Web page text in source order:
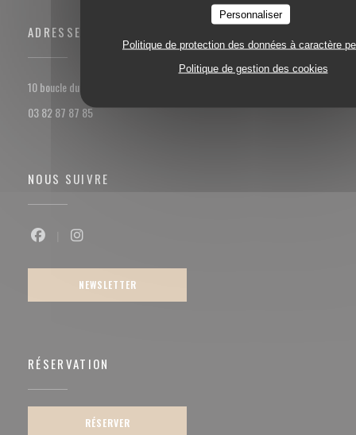
Personnaliser
Politique de protection des données à caractère
Politique de gestion des cookies
ADRESSE
10 boucle du val Marie 57100 Thionville
03 82 87 87 85
NOUS SUIVRE
Facebook ((ouvre une nouvelle fenêtre))
NEWSLETTER
RÉSERVATION
RÉSERVER